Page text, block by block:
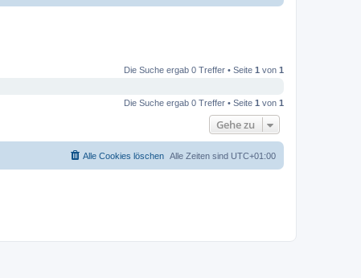
Die Suche ergab 0 Treffer • Seite 1 von 1
Die Suche ergab 0 Treffer • Seite 1 von 1
Gehe zu
Alle Zeiten sind UTC+01:00
Alle Cookies löschen